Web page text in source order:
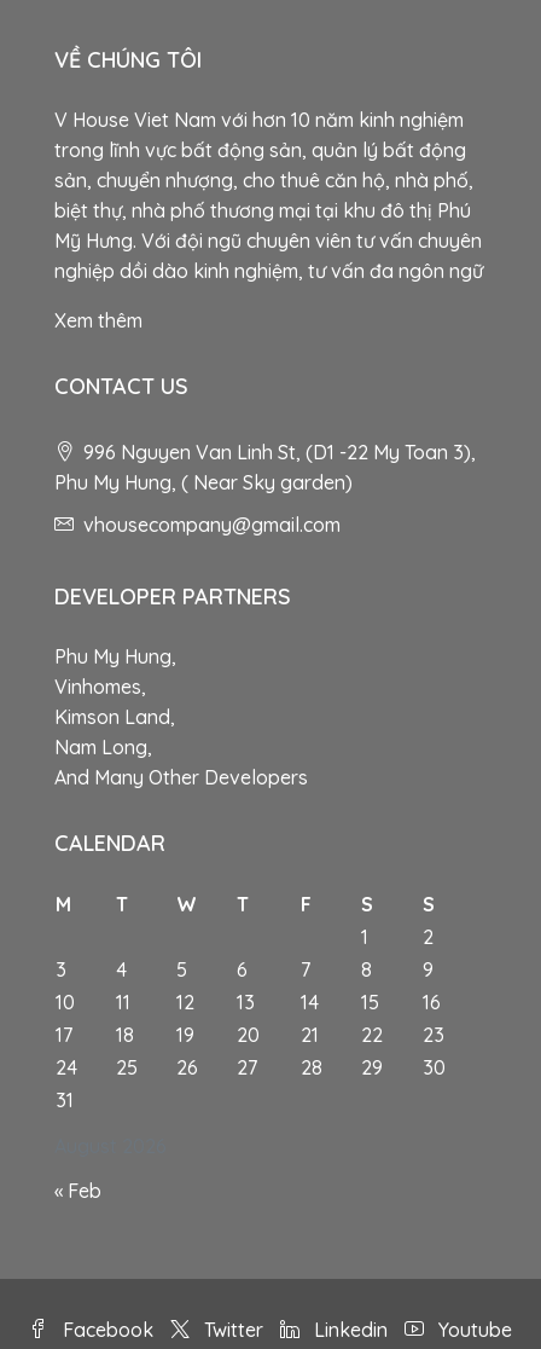
VỀ CHÚNG TÔI
V House Viet Nam với hơn 10 năm kinh nghiệm
trong lĩnh vực bất động sản, quản lý bất động
sản, chuyển nhượng, cho thuê căn hộ, nhà phố,
biệt thự, nhà phố thương mại tại khu đô thị Phú
Mỹ Hưng. Với đội ngũ chuyên viên tư vấn chuyên
nghiệp dồi dào kinh nghiệm, tư vấn đa ngôn ngữ
Xem thêm
CONTACT US
996 Nguyen Van Linh St, (D1 -22 My Toan 3),
Phu My Hung, ( Near Sky garden)
vhousecompany@gmail.com
DEVELOPER PARTNERS
Phu My Hung,
Vinhomes,
Kimson Land,
Nam Long,
And Many Other Developers
CALENDAR
M T W T F S
S
1
2
3
4 5 6 7 8
9
10
11 12 13 14 15
16
17
18 19 20 21 22
23
24
25 26 27 28 29
30
31
« Feb
Facebook Twitter Linkedin Youtube